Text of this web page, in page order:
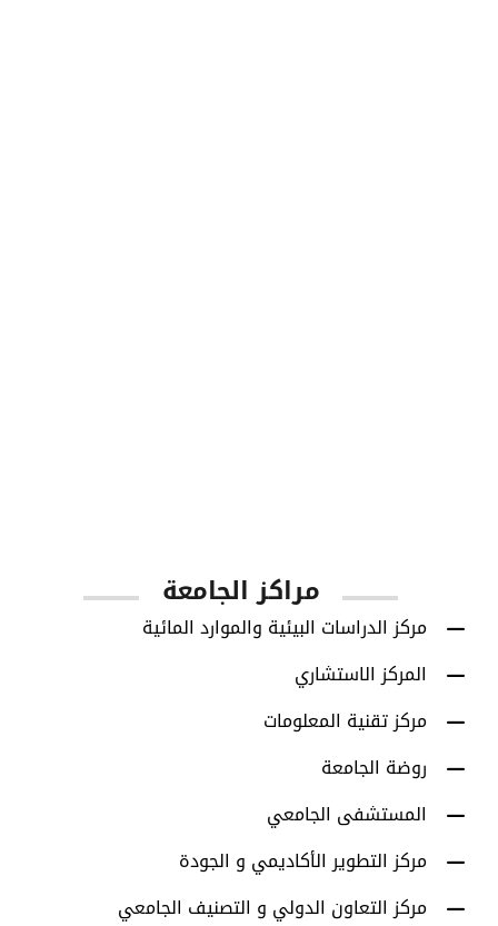
مراكز الجامعة
مركز الدراسات البيئية والموارد المائية
المركز الاستشاري
مركز تقنية المعلومات
روضة الجامعة
المستشفى الجامعي
مركز التطوير الأكاديمي و الجودة
مركز التعاون الدولي و التصنيف الجامعي